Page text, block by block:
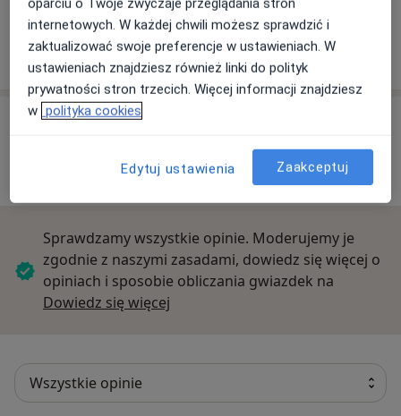
Salus Centrum Medyczne filia w Dusznikach
Dworcowa 9, 57-340 Duszniki-Zdrój
Opinie o specjalistach (1)
Sprawdzamy wszystkie opinie. Moderujemy je
zgodnie z naszymi zasadami, dowiedz się więcej o
opiniach i sposobie obliczania gwiazdek na
Dowiedz się więcej
oparciu o Twoje zwyczaje przeglądania stron
internetowych. W każdej chwili możesz sprawdzić i
zaktualizować swoje preferencje w ustawieniach. W
ustawieniach znajdziesz również linki do polityk
prywatności stron trzecich. Więcej informacji znajdziesz
w polityka cookies
Edytuj ustawienia Zaakceptuj